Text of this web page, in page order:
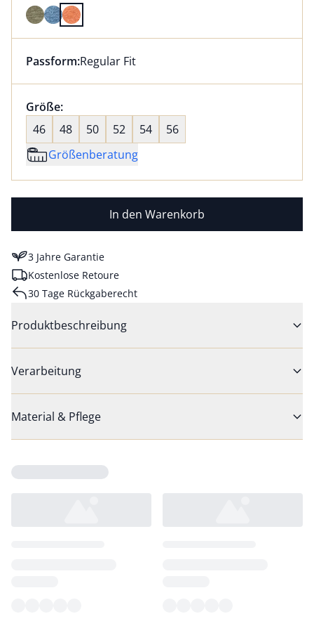
Farbe rost ausgewählt
Dieser Artikel hat die Passform Regular Fit. für
Passform:Regular Fit
Größenauswahl:
Größe:nichts ausgewählt
46
48 50 52 54
56
Größenberatung
In den Warenkorb
3 Jahre Garantie
Kostenlose Retoure
30 Tage Rückgaberecht
Produktbeschreibung
Verarbeitung
Material & Pflege